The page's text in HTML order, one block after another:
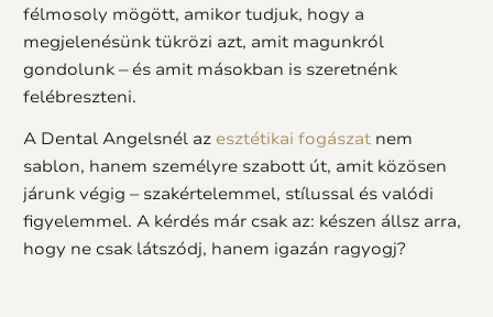
félmosoly mögött, amikor tudjuk, hogy a
megjelenésünk tükrözi azt, amit magunkról
gondolunk – és amit másokban is szeretnénk
felébreszteni.
A Dental Angelsnél az esztétikai fogászat nem
sablon, hanem személyre szabott út, amit közösen
járunk végig – szakértelemmel, stílussal és valódi
figyelemmel. A kérdés már csak az: készen állsz arra,
hogy ne csak látszódj, hanem igazán ragyogj?